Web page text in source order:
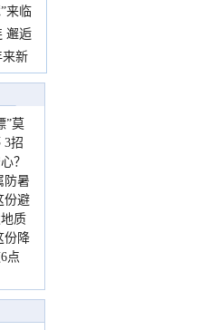
来临
邂逅
来新
”莫
3招
？
防暑
份避
质
份降
点